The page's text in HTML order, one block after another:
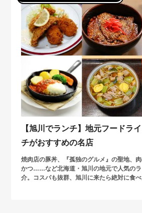
【旭川でランチ】地元フードラ
チがおすすめの名店
焼肉店の豚丼、『孤独のグルメ』の聖地、
かつ……など北海道・旭川の地元で人気の
介。コスパも抜群、旭川に来たら絶対に食